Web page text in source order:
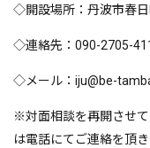
◇開設場所：丹波市春日
◇連絡先：090-2705-
◇メール：iju@be-
※対面相談を再開させ
は電話にてご連絡を頂